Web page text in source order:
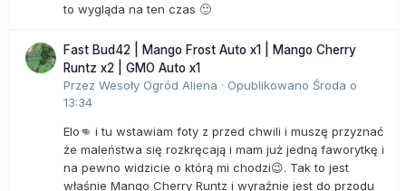
to wygląda na ten czas 🙂
Fast Bud42 | Mango Frost Auto x1 | Mango Cherry
Runtz x2 | GMO Auto x1
Przez Wesoły Ogród Aliena · Opublikowano Środa o
13:34
Elo👊 i tu wstawiam foty z przed chwili i muszę przyznać
że maleństwa się rozkręcają i mam już jedną faworytkę i
na pewno widzicie o którą mi chodzi😉. Tak to jest
właśnie Mango Cherry Runtz i wyraźnie jest do przodu